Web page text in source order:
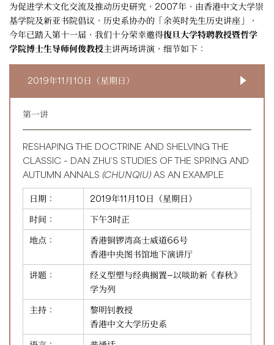
为促进学术文化交流及推动历史研究，2007年，由香港中文大学崇
基学院及新亚书院倡议，历史系协办的「余英时先生历史讲座」，
今年已踏入第十一届，我们十分荣幸邀得復旦大学特聘教授暨哲学
学院博士生导师何俊教授主讲两场讲演，细节如下：
2019年11月10日（星期日）
第一讲
RESHAPING THE DOCTRINE AND SHELVING THE
CLASSIC – DAN ZHU’S STUDIES OF THE SPRING AND
AUTUMN ANNALS (CHUNQIU) AS AN EXAMPLE
日期：
2019年11月10日（星期日）
时间：
下午3时正
地点：
香港铜锣湾高士威道66号
香港中央图书馆地下演讲厅
讲题：
经义型塑与经典搁置—以啖助新《春秋》
学为列
主持：
黎明钊教授
香港中文大学历史系